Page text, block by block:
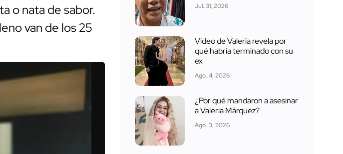
o nata de sabor.
van de los 25
Jul. 31, 2026
Video de Valeria revela por
qué habría terminado con su
ex
Ago. 4, 2026
¿Por qué mandaron a asesinar
a Valeria Márquez?
Ago. 3, 2026